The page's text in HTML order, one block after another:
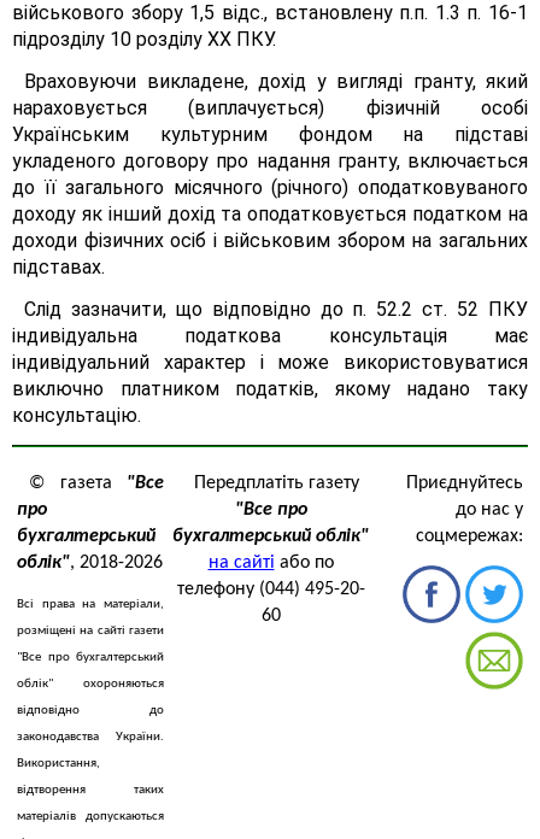
військового збору 1,5 відс., встановлену п.п. 1.3 п. 16-1
підрозділу 10 розділу XX ПКУ.
Враховуючи викладене, дохід у вигляді гранту, який
нараховується (виплачується) фізичній особі
Українським культурним фондом на підставі
укладеного договору про надання гранту, включається
до її загального місячного (річного) оподатковуваного
доходу як інший дохід та оподатковується податком на
доходи фізичних осіб і військовим збором на загальних
підставах.
Слід зазначити, що відповідно до п. 52.2 ст. 52 ПКУ
індивідуальна податкова консультація має
індивідуальний характер і може використовуватися
виключно платником податків, якому надано таку
консультацію.
© газета "Все
про
бухгалтерський
облік", 2018-2026
Всі права на матеріали,
розміщені на сайті газети
"Все про бухгалтерський
облік" охороняються
відповідно до
законодавства України.
Використання,
відтворення таких
матеріалів допускаються
Передплатіть газету
"Все про
бухгалтерський облік"
на сайті або по
телефону (044) 495-20-
60
Приєднуйтесь
до нас у
соцмережах: